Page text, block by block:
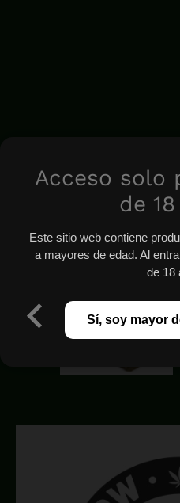
Acceso solo
de
Este sitio web contiene
a mayores de edad. Al
de 18
Sí, soy mayor